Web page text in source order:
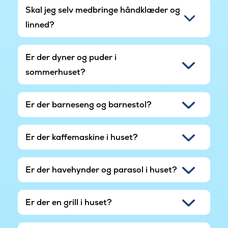
huset kan man tage på tur og besøge
attraktioner som Spøttrup Borg, Frilandsmuseet
Hjerl Hede, Daubjerg Kalkgruber, Jesperhus
Feriepark, Nationalpark Thy og mange flere. Der
er mulighed for dagligvareindkøb i Lem som
ligger 3 km. væk.
Dette er huset hvor der ikke er sparet på
detaljerne. Der er kræset for gæsterne og tilføjet
ekstra muligheder for aktiviteter, for at optimere
ferien.
Skal jeg selv medbringe håndklæder og
linned?
Er der dyner og puder i
sommerhuset?
Er der barneseng og barnestol?
Er der kaffemaskine i huset?
Er der havehynder og parasol i huset?
Er der en grill i huset?